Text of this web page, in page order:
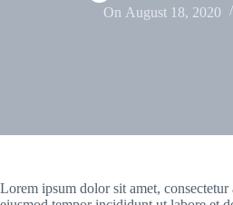
On August 18, 2020
Lorem ipsum dolor sit amet,